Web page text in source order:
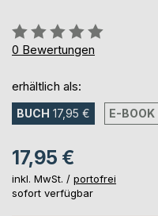
Bewertung::
0%
0 Bewertungen
erhältlich als:
BUCH 17,95 € E-BOOK
17,95 €
inkl. MwSt. / portofrei
sofort verfügbar